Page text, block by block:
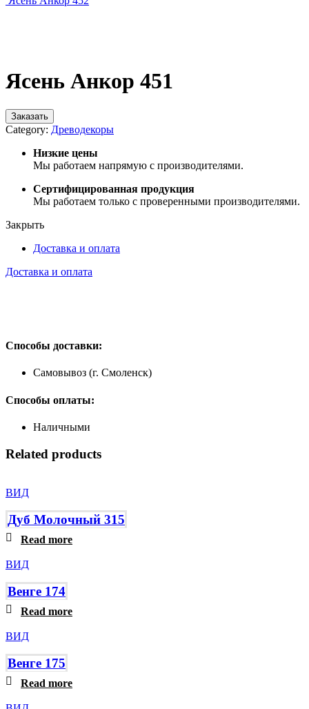
Ясень Анкор 451
Заказать
Category: Древодекоры
Низкие цены
Мы работаем напрямую с производителями.
Сертифицированная продукция
Мы работаем только с проверенными производителями.
Закрыть
Доставка и оплата
Доставка и оплата
Способы доставки:
Самовывоз (г. Смоленск)
Способы оплаты:
Наличными
Related products
ВИД
Дуб Молочный 315
Read more
ВИД
Венге 174
Read more
ВИД
Венге 175
Read more